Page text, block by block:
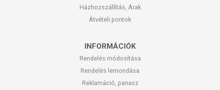
Házhozszállítás, Árak
Átvételi pontok
INFORMÁCIÓK
Rendelés módosítása
Rendelés lemondása
Reklamáció, panasz